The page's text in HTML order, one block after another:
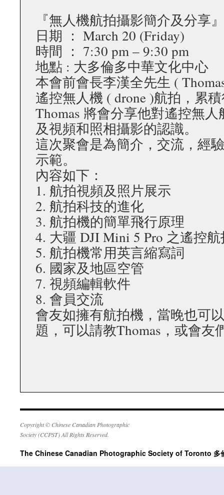
『無人機航拍攝影簡介及分享
日期 ： March 20 (Friday)
時間 ： 7:30 pm – 9:30 pm
地點 : 大多倫多中華文化中心
本會前會長李漢全先生 (
遙控無人機 ( drone )航拍，累
Thomas 將會分享他對遙控無
及視頻和照相攝影的認識。
這次聚會是為簡介，交流，經
示範。
內容如下：
1. 航拍視頻及照片展示
2. 航拍科技的進化
3. 航拍機的簡單飛行原理
4. 大疆 DJI Mini 5 Pro 之遙控
5. 航拍機常用英言縮寫詞
6. 國家及地區空管
7. 視頻編輯軟件
8. 會員交流
會友如擁有航拍機，當晚也可
題，可以請教Thomas，或會友
Copyright © Chinese Canadian Photographic
Society (CCPST) All Rights Reserved.
The Chinese Canadian Photographic Society of Toronto 多